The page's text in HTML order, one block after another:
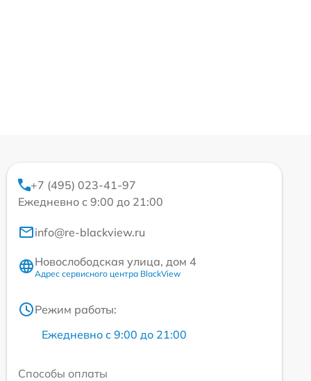
+7 (495) 023-41-97
Ежедневно с 9:00 до 21:00
info@re-blackview.ru
Новослободская улица, дом 4
Адрес сервисного центра BlackView
Режим работы:
Ежедневно с 9:00 до 21:00
Способы оплаты